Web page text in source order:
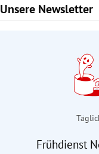
Unsere Newsletter
Slide 1 von 9
Frühdienst